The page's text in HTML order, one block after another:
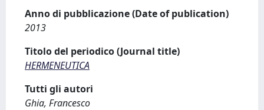
Anno di pubblicazione (Date of publication)
2013
Titolo del periodico (Journal title)
HERMENEUTICA
Tutti gli autori
Ghia, Francesco